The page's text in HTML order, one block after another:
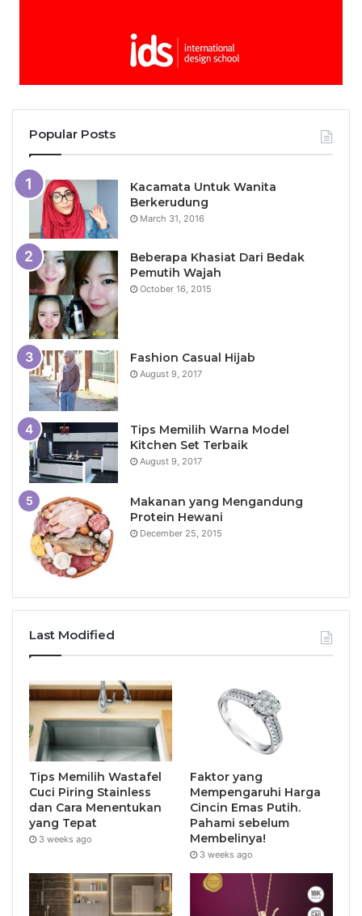
Popular Posts
Kacamata Untuk Wanita
Berkerudung
March 31, 2016
Beberapa Khasiat Dari Bedak
Pemutih Wajah
October 16, 2015
Fashion Casual Hijab
August 9, 2017
Tips Memilih Warna Model
Kitchen Set Terbaik
August 9, 2017
Makanan yang Mengandung
Protein Hewani
December 25, 2015
Last Modified
Tips Memilih Wastafel
Cuci Piring Stainless
dan Cara Menentukan
yang Tepat
3 weeks ago
Faktor yang
Mempengaruhi Harga
Cincin Emas Putih.
Pahami sebelum
Membelinya!
3 weeks ago